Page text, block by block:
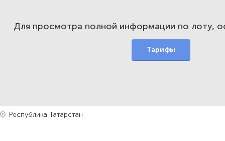
Для просмотра полной информации по лоту,
Тарифы
Республика Татарстан